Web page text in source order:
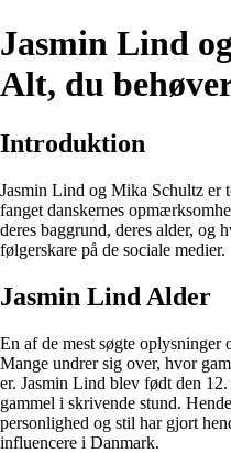
Jasmin Lind
Alt, du
Introduktion
Jasmin Lind og Mika Schultz er
fanget danskernes
deres baggrund, deres alder, og
følgerskare på de sociale medier.
Jasmin Lind Alder
En af de mest søgte oplysninger
Mange undrer sig over, hvor
er. Jasmin Lind blev født den
gammel i skrivende stund.
personlighed og stil har gjort
influencere i Danmark.